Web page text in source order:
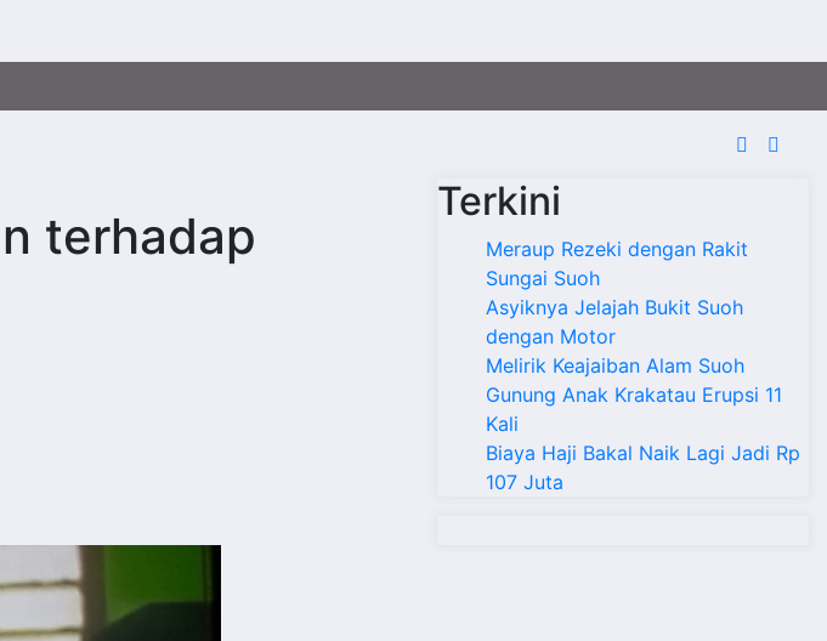
terhadap
Terkini
Meraup Rezeki dengan Rakit
Sungai Suoh
Asyiknya Jelajah Bukit Suoh
dengan Motor
Melirik Keajaiban Alam Suoh
Gunung Anak Krakatau Erupsi 11
Kali
Biaya Haji Bakal Naik Lagi Jadi Rp
107 Juta